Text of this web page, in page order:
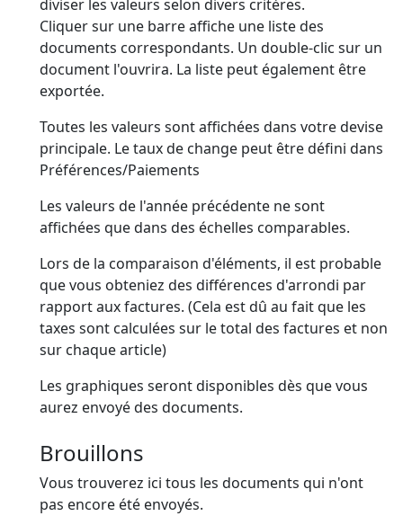
diviser les valeurs selon divers critères.
Cliquer sur une barre affiche une liste des
documents correspondants. Un double-clic sur un
document l'ouvrira. La liste peut également être
exportée.
Toutes les valeurs sont affichées dans votre devise
principale. Le taux de change peut être défini dans
Préférences/Paiements
Les valeurs de l'année précédente ne sont
affichées que dans des échelles comparables.
Lors de la comparaison d'éléments, il est probable
que vous obteniez des différences d'arrondi par
rapport aux factures. (Cela est dû au fait que les
taxes sont calculées sur le total des factures et non
sur chaque article)
Les graphiques seront disponibles dès que vous
aurez envoyé des documents.
Brouillons
Vous trouverez ici tous les documents qui n'ont
pas encore été envoyés.